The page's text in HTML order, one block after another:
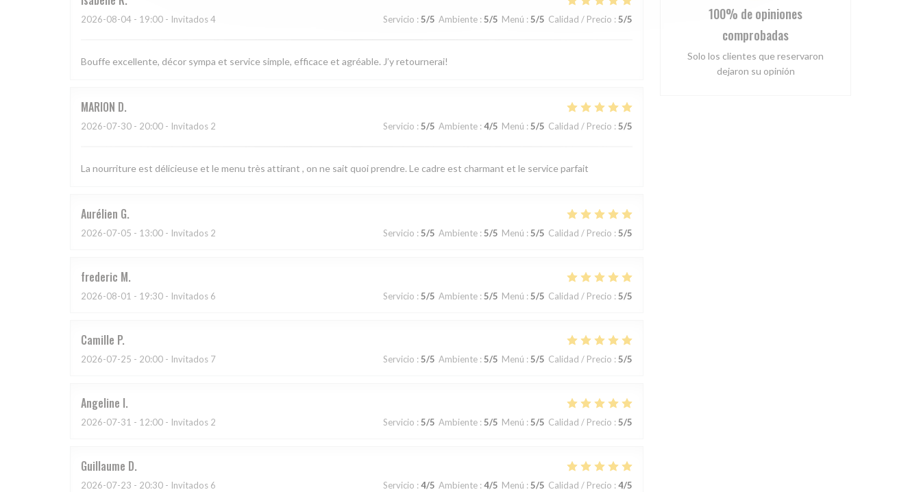
2026-08-04 - 19:00 - Invitados 4 Servicio : 5/5 Ambiente : 5/5 Menú : 5/5 Calidad / Precio : 5/5
Bouffe excellente, décor sympa et service simple, efficace et agréable. J’y retournerai!
MARION D
2026-07-30 - 20:00 - Invitados 2 Servicio : 5/5 Ambiente : 4/5 Menú : 5/5 Calidad / Precio : 5/5
La nourriture est délicieuse et le menu très attirant , on ne sait quoi prendre. Le cadre est charmant et le service parfait
Aurélien G
2026-07-05 - 13:00 - Invitados 2 Servicio : 5/5 Ambiente : 5/5 Menú : 5/5 Calidad / Precio : 5/5
frederic M
2026-08-01 - 19:30 - Invitados 6 Servicio : 5/5 Ambiente : 5/5 Menú : 5/5 Calidad / Precio : 5/5
Camille P
2026-07-25 - 20:00 - Invitados 7 Servicio : 5/5 Ambiente : 5/5 Menú : 5/5 Calidad / Precio : 5/5
Angeline I
2026-07-31 - 12:00 - Invitados 2 Servicio : 5/5 Ambiente : 5/5 Menú : 5/5 Calidad / Precio : 5/5
Guillaume D
2026-07-23 - 20:30 - Invitados 6 Servicio : 4/5 Ambiente : 4/5 Menú : 5/5 Calidad / Precio : 4/5
100% de opiniones
comprobadas
Solo los clientes que reservaron
dejaron su opinión